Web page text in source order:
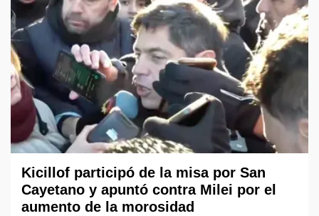
Kicillof participó de la misa por San
Cayetano y apuntó contra Milei por el
aumento de la morosidad